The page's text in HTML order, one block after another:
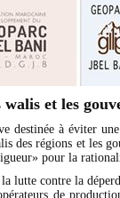
et les
destinée à éviter
des régions et les
pour la
lutte contre la
de